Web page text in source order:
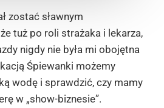
zostać sławnym
tuż po roli strażaka i lekarza,
nigdy nie była mi obojętna
Śpiewanki możemy
wodę i sprawdzić, czy mamy
w „show-biznesie”.